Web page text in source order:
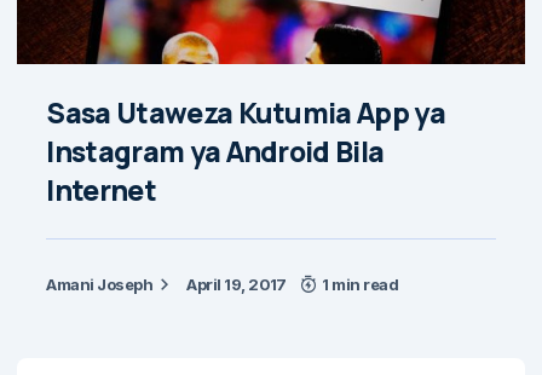
Sasa Utaweza Kutumia App ya
Instagram ya Android Bila
Internet
Amani Joseph April 19, 2017 1 min read